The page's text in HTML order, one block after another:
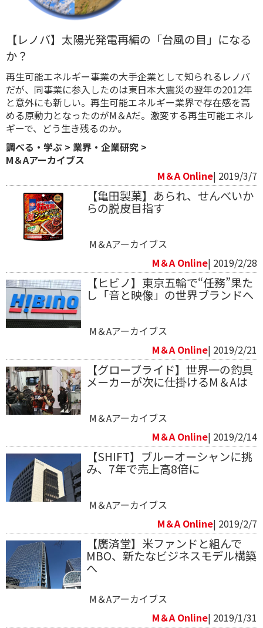
【レノバ】太陽光発電再編の「台風の目」になる
か？
再生可能エネルギー事業の大手企業として知られるレノバ
だが、同事業に参入したのは東日本大震災の翌年の2012年
と意外にも新しい。再生可能エネルギー業界で存在感を高
める原動力となったのがM＆Aだ。激変する再生可能エネル
ギーで、どう生き残るのか。
調べる・学ぶ > 業界・企業研究 >
M＆Aアーカイブス
M＆A Online| 2019/3/7
【亀田製菓】あられ、せんべいか
らの脱皮目指す
M＆Aアーカイブス
M＆A Online| 2019/2/28
【ヒビノ】東京五輪で“任務”果た
し「音と映像」の世界ブランドへ
M＆Aアーカイブス
M＆A Online| 2019/2/21
【グローブライド】世界一の釣具
メーカーが次に仕掛けるM＆Aは
M＆Aアーカイブス
M＆A Online| 2019/2/14
【SHIFT】ブルーオーシャンに挑
み、7年で売上高8倍に
M＆Aアーカイブス
M＆A Online| 2019/2/7
【廣済堂】米ファンドと組んで
MBO、新たなビジネスモデル構築
へ
M＆Aアーカイブス
M＆A Online| 2019/1/31